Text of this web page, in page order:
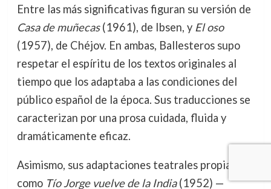
Entre las más significativas figuran su versión de
Casa de muñecas(1961), de Ibsen, y El oso
(1957), de Chéjov. En ambas, Ballesteros supo
respetar el espíritu de los textos originales al
tiempo que los adaptaba a las condiciones del
público español de la época. Sus traducciones se
caracterizan por una prosa cuidada, fluida y
dramáticamente eficaz.
Asimismo, sus adaptaciones teatrales propias
como Tío Jorge vuelve de la India(1952) —